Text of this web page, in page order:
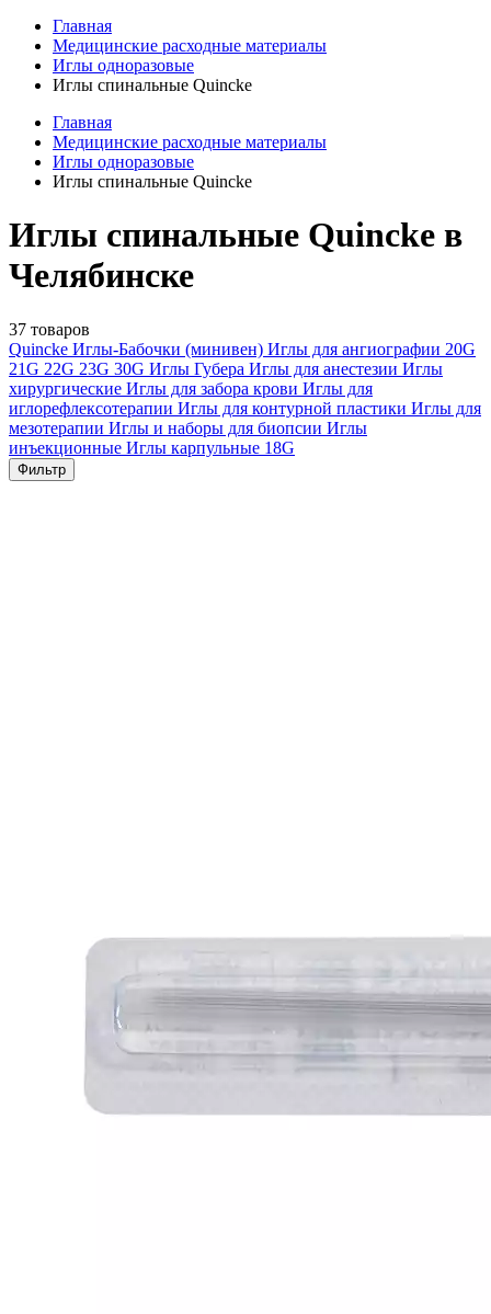
Главная
Медицинские расходные материалы
Иглы одноразовые
Иглы спинальные Quincke
Главная
Медицинские расходные материалы
Иглы одноразовые
Иглы спинальные Quincke
Иглы спинальные Quincke в
Челябинске
37 товаров
Quincke Иглы-Бабочки (минивен) Иглы для ангиографии 20G
21G 22G 23G 30G Иглы Губера Иглы для анестезии Иглы
хирургические Иглы для забора крови Иглы для
иглорефлексотерапии Иглы для контурной пластики Иглы для
мезотерапии Иглы и наборы для биопсии Иглы
инъекционные Иглы карпульные 18G
Фильтр